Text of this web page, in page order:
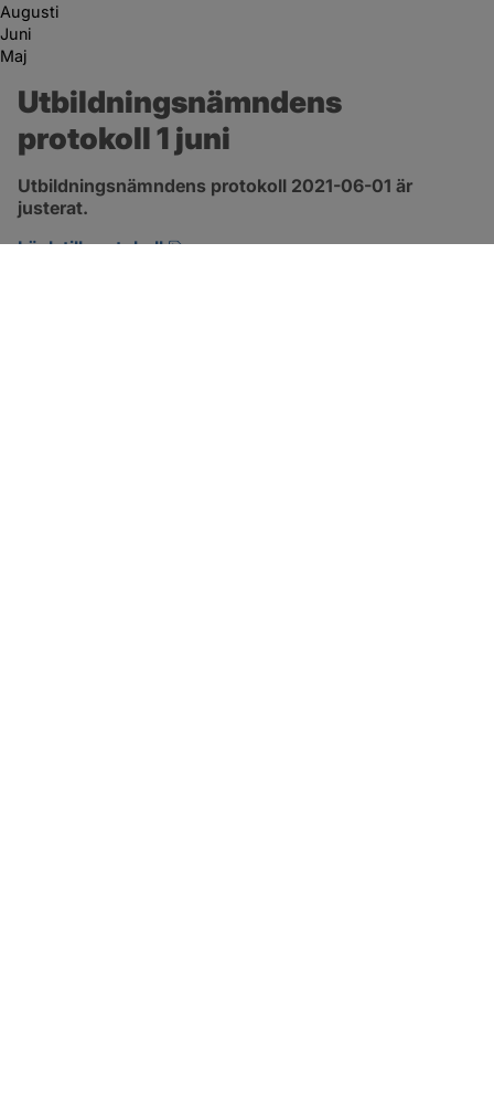
Augusti
Juni
Maj
Utbildningsnämndens
protokoll 1 juni
Utbildningsnämndens protokoll 2021-06-01 är
justerat.
Länk till protokoll
pdf, 1.3 MB, öppnas i nytt fönster.